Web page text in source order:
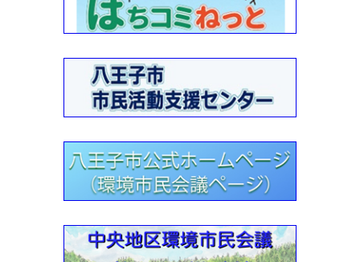
2022年10月・川の学習（環境学習支援）報告
2022-10-19
2022年10月16日：秋の花を求めて公園巡り《 自然体験講座
2022年9月・川の学習（環境学習支援）報告２
2022-09-17
2022年9月・川の学習（環境学習支援）報告
「川の学習サポーター養成講座」 受付要項・2022